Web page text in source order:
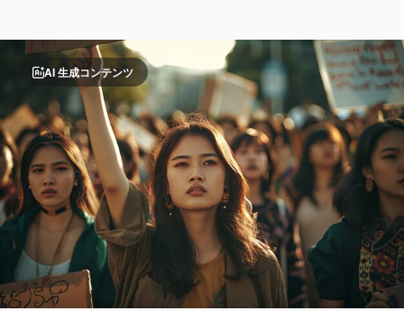
AI 生成コンテンツ